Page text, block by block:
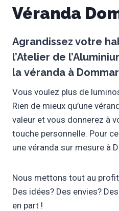
Véranda
Agrandissez votre
l’Atelier de
la véranda à
Vous voulez plus de
Rien de mieux qu’une
valeur et vous donnerez à
touche personnelle. Pour
une véranda sur mesure à
Nous mettons tout au
Des idées? Des envies?
en part !